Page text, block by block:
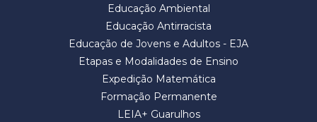
Educação Ambiental
Educação Antirracista
Educação de Jovens e Adultos - EJA
Etapas e Modalidades de Ensino
Expedição Matemática
Formação Permanente
LEIA+ Guarulhos